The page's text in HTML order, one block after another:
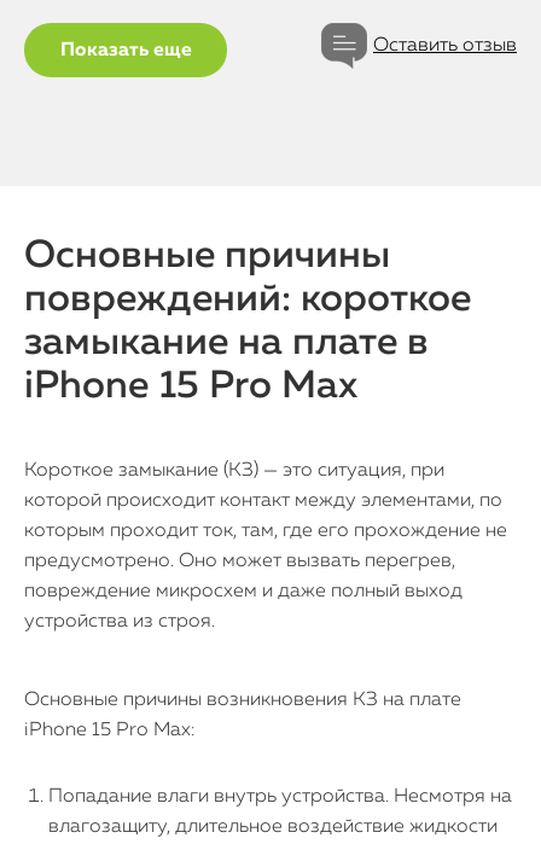
Показать еще Оставить отзыв
Основные причины
повреждений: короткое
замыкание на плате в
iPhone 15 Pro Max
Короткое замыкание (КЗ) — это ситуация, при
которой происходит контакт между элементами, по
которым проходит ток, там, где его прохождение не
предусмотрено. Оно может вызвать перегрев,
повреждение микросхем и даже полный выход
устройства из строя.
Основные причины возникновения КЗ на плате
iPhone 15 Pro Max:
Попадание влаги внутрь устройства. Несмотря на
влагозащиту, длительное воздействие жидкости